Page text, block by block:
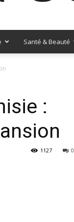
Santé & Beauté
:
0
1127